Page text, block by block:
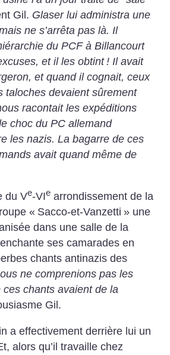
Gil. Glaser lui administra une
ne s’arrêta pas là. Il
du PCF à Billancourt
et il les obtint ! Il avait
et quand il cognait, ceux
taloches devaient sûrement
racontait les expéditions
choc du PC allemand
les nazis. La bagarre de ces
avait quand même de
du Ve-VIe arrondissement de la
« Sacco-et-Vanzetti » une
dans une salle de la
ses camarades en
chants antinazis des
ne comprenions pas les
chants avaient de la
Gil.
a effectivement derrière lui un
alors qu’il travaille chez